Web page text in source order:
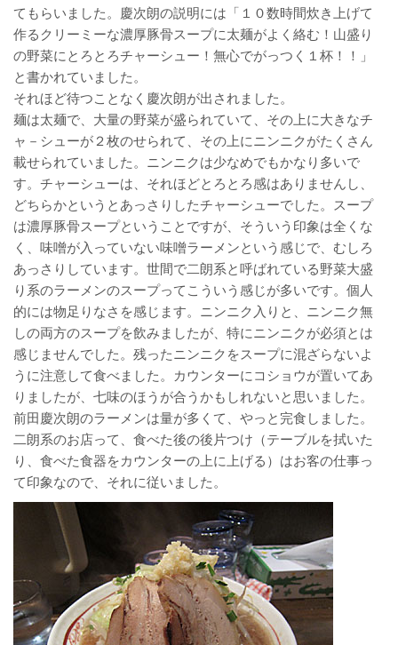
てもらいました。慶次朗の説明には「１０数時間炊き上げて
作るクリーミーな濃厚豚骨スープに太麺がよく絡む！山盛り
の野菜にとろとろチャーシュー！無心でがっつく１杯！！」
と書かれていました。
それほど待つことなく慶次朗が出されました。
麺は太麺で、大量の野菜が盛られていて、その上に大きなチ
ャ－シューが２枚のせられて、その上にニンニクがたくさん
載せられていました。ニンニクは少なめでもかなり多いで
す。チャーシューは、それほどとろとろ感はありませんし、
どちらかというとあっさりしたチャーシューでした。スープ
は濃厚豚骨スープということですが、そういう印象は全くな
く、味噌が入っていない味噌ラーメンという感じで、むしろ
あっさりしています。世間で二朗系と呼ばれている野菜大盛
り系のラーメンのスープってこういう感じが多いです。個人
的には物足りなさを感じます。ニンニク入りと、ニンニク無
しの両方のスープを飲みましたが、特にニンニクが必須とは
感じませんでした。残ったニンニクをスープに混ざらないよ
うに注意して食べました。カウンターにコショウが置いてあ
りましたが、七味のほうが合うかもしれないと思いました。
前田慶次朗のラーメンは量が多くて、やっと完食しました。
二朗系のお店って、食べた後の後片つけ（テーブルを拭いた
り、食べた食器をカウンターの上に上げる）はお客の仕事っ
て印象なので、それに従いました。